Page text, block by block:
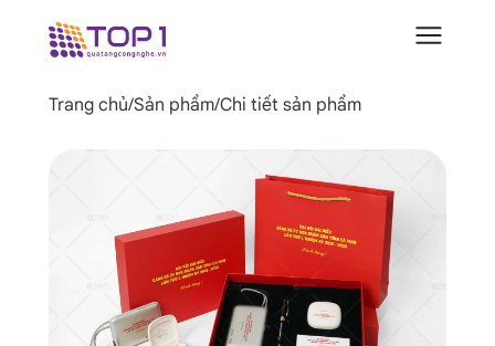
Trang chủ/Sản phẩm/Chi tiết sản phẩm